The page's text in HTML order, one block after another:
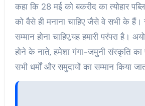
कहा कि 28 मई को बकरीद का त्योहार
को वैसे ही मनाना चाहिए जैसे वे सभी के हैं।
सम्मान होना चाहिए,यह हमारी परंपरा है।
होने के नाते, हमेशा गंगा-जमुनी संस्कृति का
सभी धर्मों और समुदायों का सम्मान किया